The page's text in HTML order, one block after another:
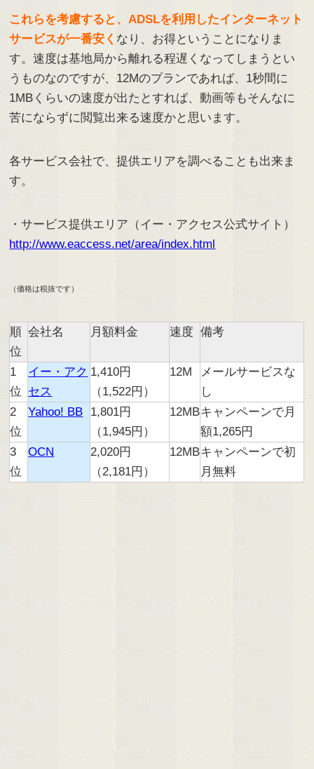
これらを考慮すると、ADSLを利用したインターネット
サービスが一番安く なり、お得ということになりま
す。速度は基地局から離れる程遅くなってしまうとい
うものなのですが、12Mのプランであれば、1秒間に
1MBくらいの速度が出たとすれば、動画等もそんなに
苦にならずに閲覧出来る速度かと思います。
各サービス会社で、提供エリアを調べることも出来ま
す。
・サービス提供エリア（イー・アクセス公式サイト）
http://www.eaccess.net/area/index.html
（価格は税抜です）
順
位
会社名 月額料金 速度 備考
1
位
イー・アク
セス
1,410円
（1,522円）
12M
メールサービスな
し
2
位
Yahoo! BB
1,801円
（1,945円）
12MBキャンペーンで月
額1,265円
3
位
OCN
2,020円
（2,181円）
12MBキャンペーンで初
月無料